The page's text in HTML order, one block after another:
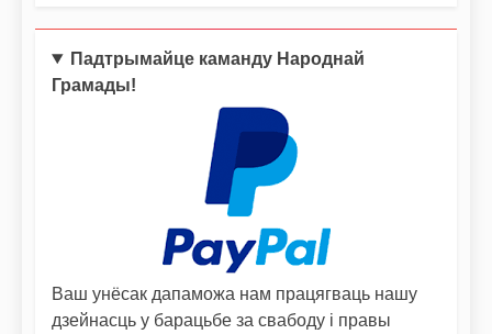
Падтрымайце каманду Народнай
Грамады!
Ваш унёсак дапаможа нам працягваць нашу
дзейнасць у барацьбе за свабоду і правы